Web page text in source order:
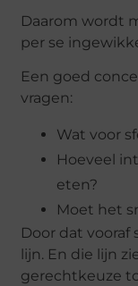
Daarom wordt
per se
Een goed
vragen:
Wat voor
Hoeveel
eten?
Moet het
Door dat
lijn. En die lijn
gerechtkeuze